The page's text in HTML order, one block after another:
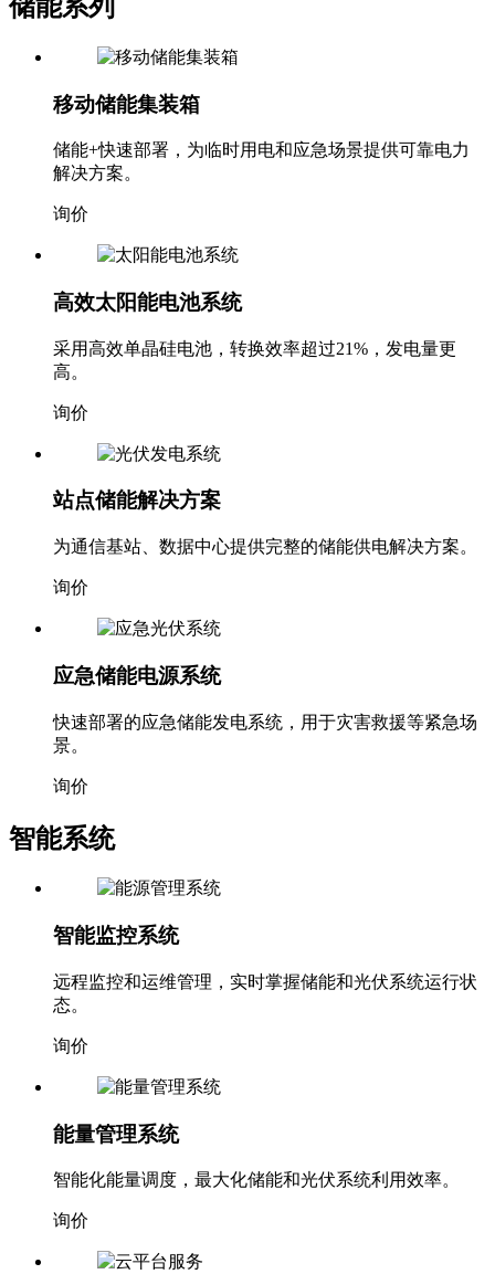
储能系列
移动储能集装箱
储能+快速部署，为临时用电和应急场景提供可靠电力
解决方案。
询价
高效太阳能电池系统
采用高效单晶硅电池，转换效率超过21%，发电量更
高。
询价
站点储能解决方案
为通信基站、数据中心提供完整的储能供电解决方案。
询价
应急储能电源系统
快速部署的应急储能发电系统，用于灾害救援等紧急场
景。
询价
智能系统
智能监控系统
远程监控和运维管理，实时掌握储能和光伏系统运行状
态。
询价
能量管理系统
智能化能量调度，最大化储能和光伏系统利用效率。
询价